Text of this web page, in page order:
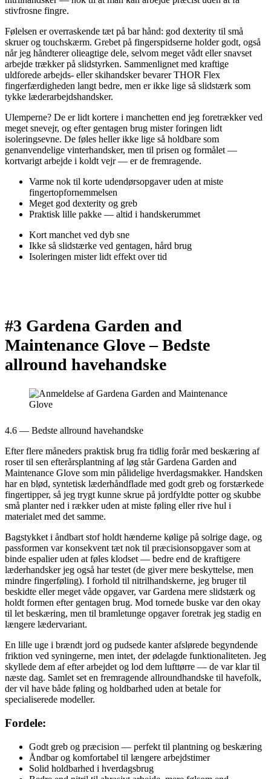
stivfrosne fingre.
Følelsen er overraskende tæt på bar hånd: god dexterity til små
skruer og touchskærm. Grebet på fingerspidserne holder godt, også
når jeg håndterer olieagtige dele, selvom meget vådt eller snavset
arbejde trækker på slidstyrken. Sammenlignet med kraftige
uldforede arbejds- eller skihandsker bevarer THOR Flex
fingerfærdigheden langt bedre, men er ikke lige så slidstærk som
tykke læderarbejdshandsker.
Ulemperne? De er lidt kortere i manchetten end jeg foretrækker ved
meget snevejr, og efter gentagen brug mister foringen lidt
isoleringsevne. De føles heller ikke lige så holdbare som
genanvendelige vinterhandsker, men til prisen og formålet —
kortvarigt arbejde i koldt vejr — er de fremragende.
Varme nok til korte udendørsopgaver uden at miste
fingertopfornemmelsen
Meget god dexterity og greb
Praktisk lille pakke — altid i handskerummet
Kort manchet ved dyb sne
Ikke så slidstærke ved gentagen, hård brug
Isoleringen mister lidt effekt over tid
#3 Gardena Garden and
Maintenance Glove –Bedste
allround havehandske
4.6 — Bedste allround havehandske
Efter flere måneders praktisk brug fra tidlig forår med beskæring af
roser til sen efterårsplantning af løg står Gardena Garden and
Maintenance Glove som min pålidelige hverdagsmakker. Handsken
har en blød, syntetisk læderhåndflade med godt greb og forstærkede
fingertipper, så jeg trygt kunne skrue på jordfyldte potter og skubbe
små planter ned i rækker uden at miste føling eller rive hul i
materialet med det samme.
Bagstykket i åndbart stof holdt hænderne kølige på solrige dage, og
passformen var konsekvent tæt nok til præcisionsopgaver som at
binde espalier uden at føles klodset — bedre end de kraftigere
læderhandsker jeg også har testet (de giver mere beskyttelse, men
mindre fingerføling). I forhold til nitrilhandskerne, jeg bruger til
beskidte eller meget våde opgaver, var Gardena mere slidstærk og
holdt formen efter gentagen brug. Mod tornede buske var den okay
til let beskæring, men til bramletunge opgaver foretrak jeg stadig en
længere lædervariant.
En lille uge i brændt jord og pudsede kanter afslørede begyndende
friktion ved syningerne, men intet, der ødelagde funktionaliteten. Jeg
skyllede dem af efter arbejdet og lod dem lufttørre — de var klar til
næste dag. Samlet set en fremragende allroundhandske til havefolk,
der vil have både føling og holdbarhed uden at betale for
specialiserede modeller.
Fordele:
Godt greb og præcision — perfekt til plantning og beskæring
Åndbar og komfortabel til længere arbejdstimer
Solid holdbarhed i hverdagsbrug